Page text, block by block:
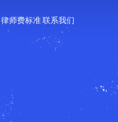
律师费标准联系我们